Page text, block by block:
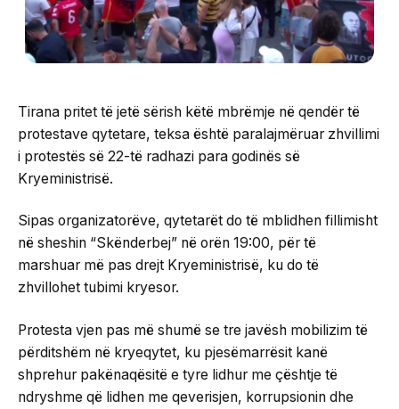
Tirana pritet të jetë sërish këtë mbrëmje në qendër të
protestave qytetare, teksa është paralajmëruar zhvillimi
i protestës së 22-të radhazi para godinës së
Kryeministrisë.
Sipas organizatorëve, qytetarët do të mblidhen fillimisht
në sheshin “Skënderbej” në orën 19:00, për të
marshuar më pas drejt Kryeministrisë, ku do të
zhvillohet tubimi kryesor.
Protesta vjen pas më shumë se tre javësh mobilizim të
përditshëm në kryeqytet, ku pjesëmarrësit kanë
shprehur pakënaqësitë e tyre lidhur me çështje të
ndryshme që lidhen me qeverisjen, korrupsionin dhe